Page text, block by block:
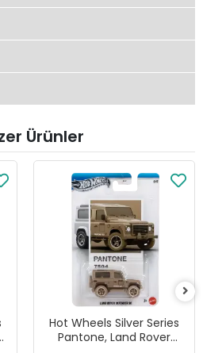
Ürünler
Hot Wheels Silver Series
Pantone, Land Rover